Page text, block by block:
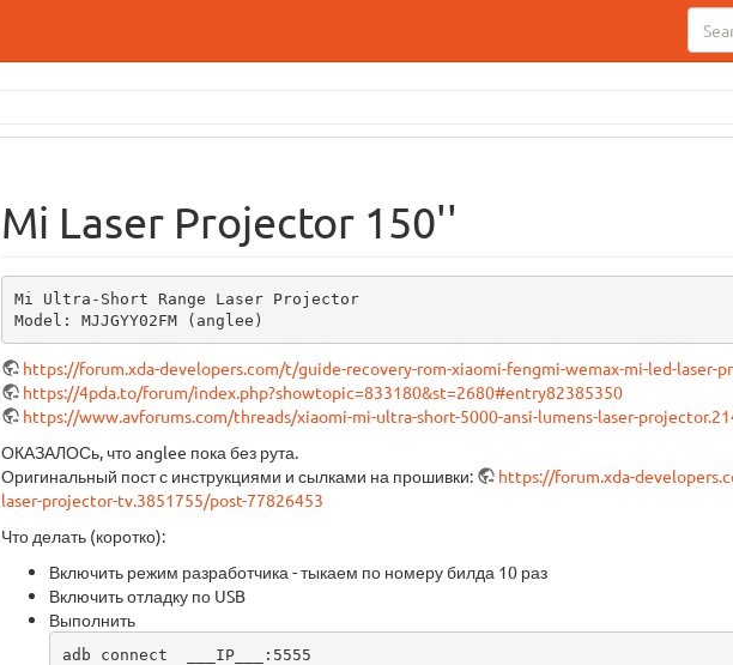
Mi Laser Projector 150''
Mi Ultra-Short Range Laser Projector
Model: MJJGYY02FM (anglee)
https://forum.xda-developers.com/t/guide-recovery-rom-xiaomi-fengmi-wemax-mi-led-laser-
https://4pda.to/forum/index.php?showtopic=833180&st=2680#entry82385350
https://www.avforums.com/threads/xiaomi-mi-ultra-short-5000-ansi-lumens-laser-
ОКАЗАЛОСь, что anglee пока без рута.
Оригинальный пост с инструкциями и сылками на прошивки:
https://forum.xda-
laser-projector-tv.3851755/post-77826453
Что делать (коротко):
Включить режим разработчика - тыкаем по номеру билда 10 раз
Включить отладку по USB
Выполнить
adb connect  ___IP___:5555